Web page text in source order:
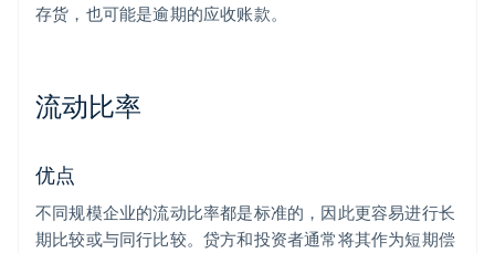
存货，也可能是逾期的应收账款。
流动比率
优点
不同规模企业的流动比率都是标准的，因此更容易进行长
期比较或与同行比较。贷方和投资者通常将其作为短期偿